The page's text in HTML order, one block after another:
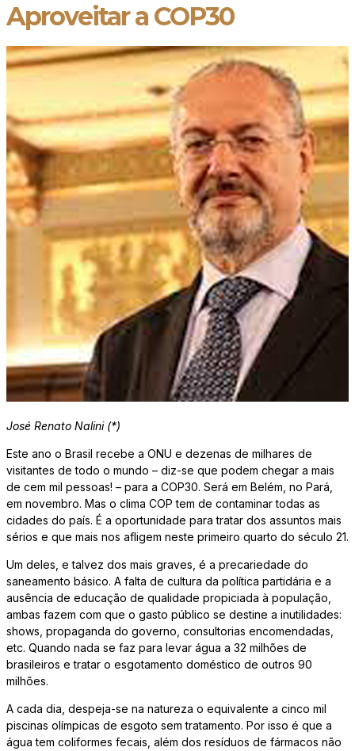
Aproveitar a COP30
José Renato Nalini (*)
Este ano o Brasil recebe a ONU e dezenas de milhares de
visitantes de todo o mundo – diz-se que podem chegar a mais
de cem mil pessoas! – para a COP30. Será em Belém, no Pará,
em novembro. Mas o clima COP tem de contaminar todas as
cidades do país. É a oportunidade para tratar dos assuntos mais
sérios e que mais nos afligem neste primeiro quarto do século 21.
Um deles, e talvez dos mais graves, é a precariedade do
saneamento básico. A falta de cultura da política partidária e a
ausência de educação de qualidade propiciada à população,
ambas fazem com que o gasto público se destine a inutilidades:
shows, propaganda do governo, consultorias encomendadas,
etc. Quando nada se faz para levar água a 32 milhões de
brasileiros e tratar o esgotamento doméstico de outros 90
milhões.
A cada dia, despeja-se na natureza o equivalente a cinco mil
piscinas olímpicas de esgoto sem tratamento. Por isso é que a
água tem coliformes fecais, além dos resíduos de fármacos não